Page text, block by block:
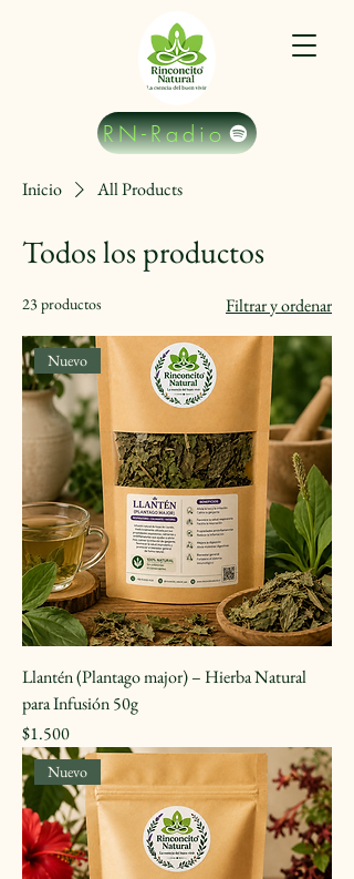
RN-Radio
Inicio All Products
Todos los productos
23 productos Filtrar y ordenar
Nuevo
Llantén (Plantago major) – Hierba Natural
para Infusión 50g
Precio
$1.500
Nuevo